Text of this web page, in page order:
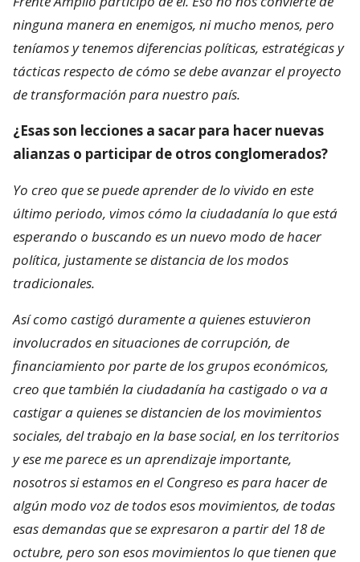
ninguna manera en enemigos, ni mucho menos, pero
teníamos y tenemos diferencias políticas, estratégicas y
tácticas respecto de cómo se debe avanzar el proyecto
de transformación para nuestro país.
¿Esas son lecciones a sacar para hacer nuevas
alianzas o participar de otros conglomerados?
Yo creo que se puede aprender de lo vivido en este
último periodo, vimos cómo la ciudadanía lo que está
esperando o buscando es un nuevo modo de hacer
política, justamente se distancia de los modos
tradicionales.
Así como castigó duramente a quienes estuvieron
involucrados en situaciones de corrupción, de
financiamiento por parte de los grupos económicos,
creo que también la ciudadanía ha castigado o va a
castigar a quienes se distancien de los movimientos
sociales, del trabajo en la base social, en los territorios
y ese me parece es un aprendizaje importante,
nosotros si estamos en el Congreso es para hacer de
algún modo voz de todos esos movimientos, de todas
esas demandas que se expresaron a partir del 18 de
octubre, pero son esos movimientos lo que tienen que